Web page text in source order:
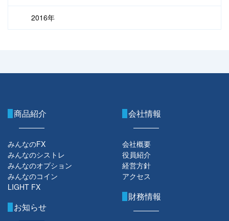
2016年
商品紹介
みんなのFX
みんなのシストレ
みんなのオプション
みんなのコイン
LIGHT FX
お知らせ
会社情報
会社概要
役員紹介
経営方針
アクセス
財務情報